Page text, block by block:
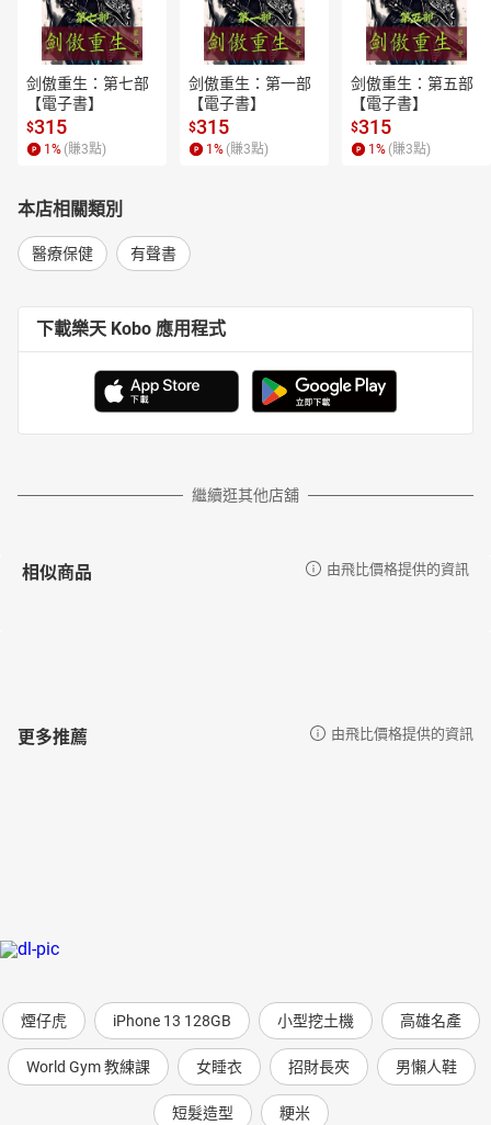
學經歷
印度聖菲洛梅娜大學物理系
臺灣國防醫學院醫學系
美國哈佛醫學院研究醫師
世界抗老化醫學醫師
臺北榮民總醫院神經再生中心特約醫師
臺北榮總白金逆齡中心執行長
2016年於臺北大直創辦「Dr. Lobsang洛桑預防醫學集團」，獨創
法」、「血液淨化」、「慢性病調養」與「睡眠調理」。經常受邀
於海內外各地傳授整合東西方醫療體系的養生知識。作品散見於各
「欲醫身體的病，先解心裡面的毒」洛桑醫師說。佛教醫學裡講的
八萬四千種病，皆起源於對宇宙實相的種種誤解。透過轉化心念、
改善飲食、養成種種利生習慣，以及每日的靜心練習，能從根本上
使身心靈回歸平衡。藉此強化自體再生與免疫機能，達到預防疾
00洛桑靜心前言+書第一章
03去原諒一個人，釋放怨氣遠離癌症
10日日是好日，學會靜心十撇步
18辛苦了，你忘記跟自己說的三個字
19指責別人前，先修剪心中雜草
21你不退休，免疫力就不退休
22感謝苦的禮物，珍視它、放下它
23精準下足繡花功夫，靜心四穴DIY
24困境不是問題，有問題的是心
25謝來謝去，改寫生命劇本
剑傲重生：第七部
【電子書】
$315
1 % (賺3點)
剑傲重生：第一部
【電子書】
$315
1 % (賺3點)
剑傲重生：第五部
【電子書】
$315
1 % (賺3點)
本店相關類別
醫療保健 有聲書
下載樂天 Kobo 應用程式
繼續逛其他店舖
相似商品 由飛比價格提供的資訊
更多推薦 由飛比價格提供的資訊
煙仔虎 iPhone 13 128GB 小型挖土機 高雄名產
World Gym 教練課 女睡衣 招財長夾 男懶人鞋
短髮造型 粳米